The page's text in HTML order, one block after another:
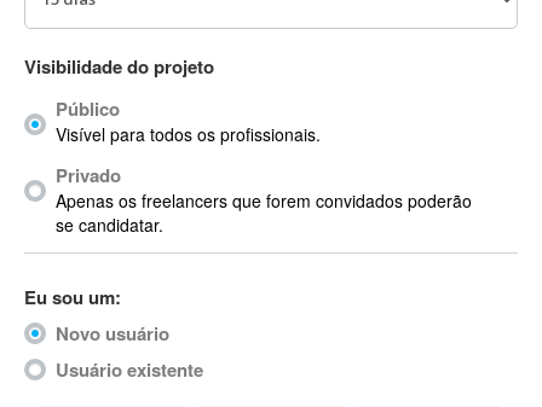
ACID Pro
ACPI
Acrobat
Acrobat X
Acronis
ACT
Actimize
ActionScript
ActionScript 3
Visibilidade do projeto
Público
Visível para todos os profissionais.
Privado
Apenas os freelancers que forem convidados poderão
se candidatar.
Eu sou um:
Novo usuário
Usuário existente